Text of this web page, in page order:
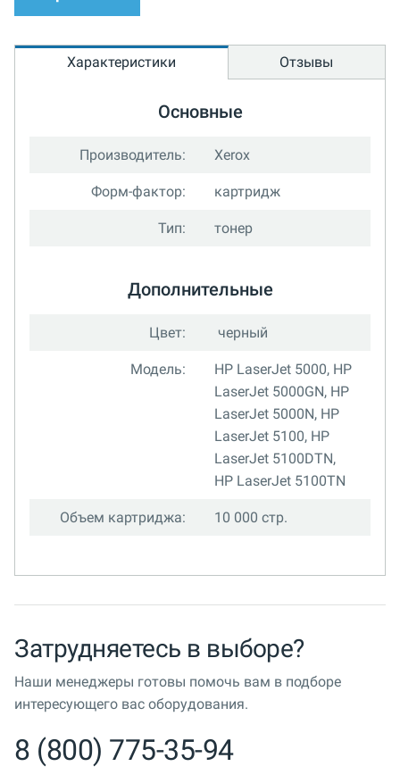
Характеристики Отзывы
Основные
Производитель: Xerox
Форм-фактор: картридж
Тип: тонер
Дополнительные
Цвет: черный
Модель:
HP LaserJet 5000, HP
LaserJet 5000GN, HP
LaserJet 5000N, HP
LaserJet 5100, HP
LaserJet 5100DTN,
HP LaserJet 5100TN
Объем картриджа: 10 000 стр.
Затрудняетесь в выборе?
Наши менеджеры готовы помочь вам в подборе
интересующего вас оборудования.
8 (800) 775-35-94